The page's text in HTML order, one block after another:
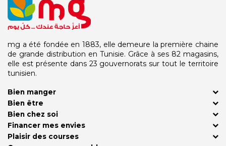
mg a été fondée en 1883, elle demeure la première chaine
de grande distribution en Tunisie. Grâce à ses 82 magasins,
elle est présente dans 23 gouvernorats sur tout le territoire
tunisien.
Bien manger
Bien être
Bien chez soi
Financer mes envies
Plaisir des courses